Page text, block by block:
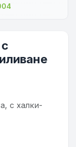
с халки-